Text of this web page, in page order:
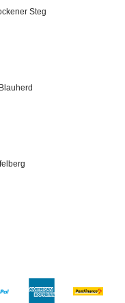
Steg